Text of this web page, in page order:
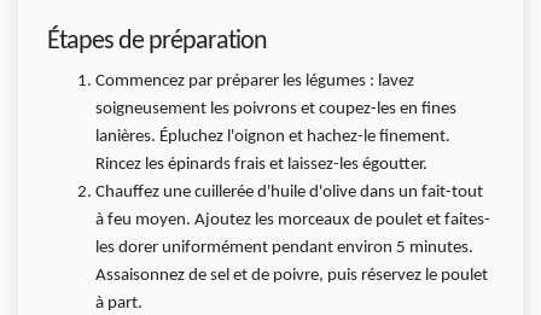
Étapes de préparation
Commencez par préparer les légumes : lavez
soigneusement les poivrons et coupez-les en fines
lanières. Épluchez l'oignon et hachez-le finement.
Rincez les épinards frais et laissez-les égoutter.
Chauffez une cuillerée d'huile d'olive dans un fait-tout
à feu moyen. Ajoutez les morceaux de poulet et faites-
les dorer uniformément pendant environ 5 minutes.
Assaisonnez de sel et de poivre, puis réservez le poulet
à part.